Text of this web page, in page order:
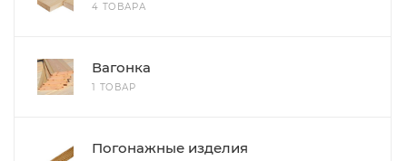
4 ТОВАРА
Вагонка
1 ТОВАР
Погонажные изделия